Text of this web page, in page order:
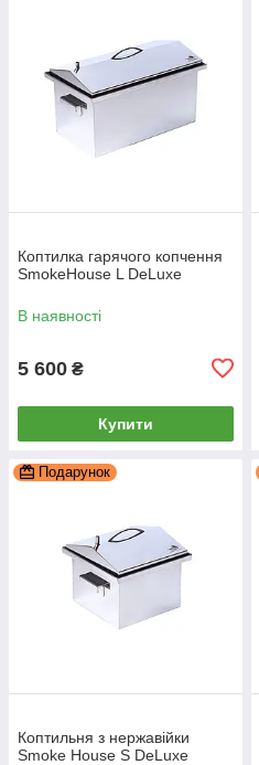
Коптилка гарячого копчення
SmokeHouse L DeLuxe
В наявності
5 600 ₴
Купити
Подарунок
Коптильня з нержавійки
Smoke House S DeLuxe